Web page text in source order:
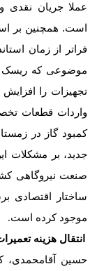
عملا جریان
است. همچنین بر
فراتر از زمان
موضوعی که ریسک
تجهیزات را
واردات قطعات
کمبود گاز در
جدید، بر مشکلات
صنعت نیروگاهی
ساختار اقتصادی
موجود کرده است.
انتقال هزینه
حسین آقامحمدی،